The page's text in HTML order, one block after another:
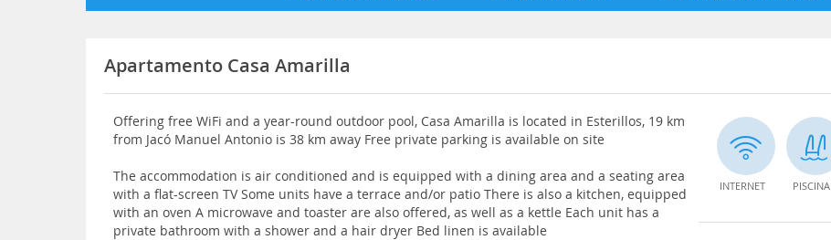
Apartamento Casa Amarilla
Offering free WiFi and a year-round outdoor pool, Casa Amarilla is located in Esterillos, 19 km
from Jacó Manuel Antonio is 38 km away Free private parking is available on site
The accommodation is air conditioned and is equipped with a dining area and a seating area
with a flat-screen TV Some units have a terrace and/or patio There is also a kitchen, equipped
with an oven A microwave and toaster are also offered, as well as a kettle Each unit has a
private bathroom with a shower and a hair dryer Bed linen is available
INTERNET PISCINA